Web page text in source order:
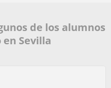
de los alumnos
en Sevilla